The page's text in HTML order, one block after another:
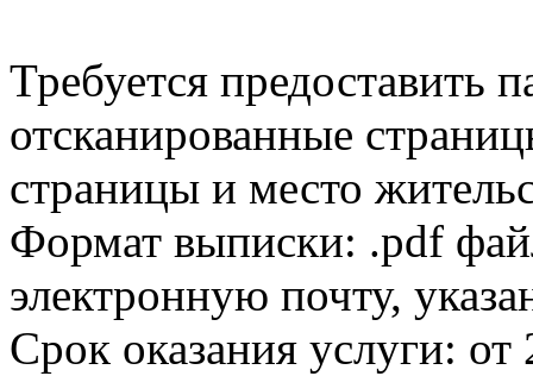
Требуется предоставить
отсканированные
страницы и место
Формат выписки: .pdf
электронную почту,
Срок оказания услуги: от